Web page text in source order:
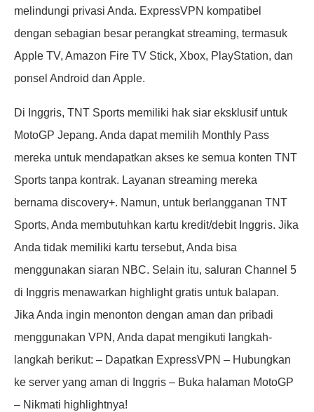
melindungi privasi Anda. ExpressVPN kompatibel
dengan sebagian besar perangkat streaming, termasuk
Apple TV, Amazon Fire TV Stick, Xbox, PlayStation, dan
ponsel Android dan Apple.
Di Inggris, TNT Sports memiliki hak siar eksklusif untuk
MotoGP Jepang. Anda dapat memilih Monthly Pass
mereka untuk mendapatkan akses ke semua konten TNT
Sports tanpa kontrak. Layanan streaming mereka
bernama discovery+. Namun, untuk berlangganan TNT
Sports, Anda membutuhkan kartu kredit/debit Inggris. Jika
Anda tidak memiliki kartu tersebut, Anda bisa
menggunakan siaran NBC. Selain itu, saluran Channel 5
di Inggris menawarkan highlight gratis untuk balapan.
Jika Anda ingin menonton dengan aman dan pribadi
menggunakan VPN, Anda dapat mengikuti langkah-
langkah berikut: – Dapatkan ExpressVPN – Hubungkan
ke server yang aman di Inggris – Buka halaman MotoGP
– Nikmati highlightnya!